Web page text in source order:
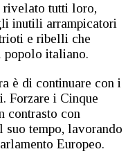
rivelato tutti loro,
inutili arrampicatori
e ribelli che
popolo italiano.
è di continuare con i
Forzare i Cinque
contrasto con
suo tempo, lavorando
Europeo.